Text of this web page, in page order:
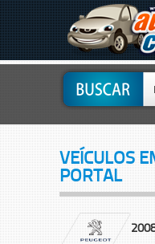
VEÍCULOS
PORTAL